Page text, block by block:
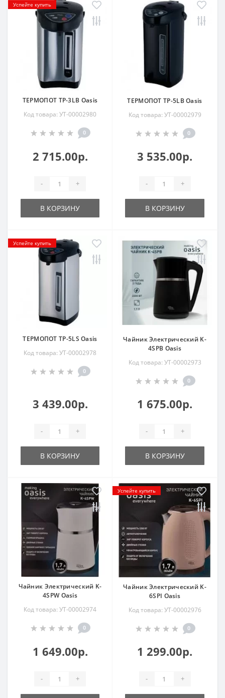
Успейте купить
ТЕРМОПОТ TP-3LB Oasis
Код товара: УТ-00002980
0
2 715.00р.
- +
В КОРЗИНУ
ТЕРМОПОТ TP-5LB Oasis
Код товара: УТ-00002979
0
3 535.00р.
- +
В КОРЗИНУ
Успейте купить
ТЕРМОПОТ TP-5LS Oasis
Код товара: УТ-00002978
0
3 439.00р.
- +
В КОРЗИНУ
Чайник Электрический K-
4SPB Oasis
Код товара: УТ-00002973
0
1 675.00р.
- +
В КОРЗИНУ
Чайник Электрический K-
4SPW Oasis
Код товара: УТ-00002974
0
1 649.00р.
- +
Успейте купить
Чайник Электрический K-
6SPI Oasis
Код товара: УТ-00002976
0
1 299.00р.
- +